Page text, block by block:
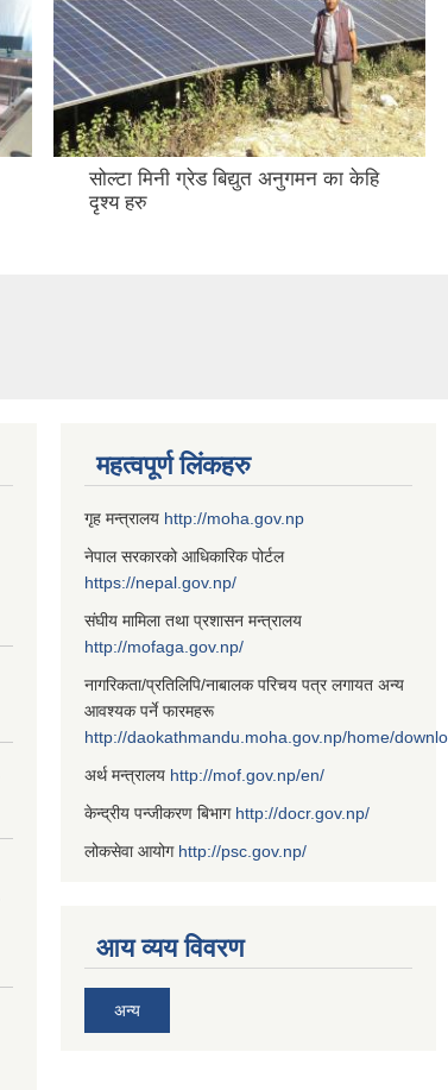
सोल्टा मिनी ग्रेड बिद्युत अनुगमन का केहि
दृश्य हरु
महत्वपूर्ण लिंकहरु
गृह मन्त्रालय http://moha.gov.np
नेपाल सरकारको आधिकारिक पोर्टल
https://nepal.gov.np/
संघीय मामिला तथा प्रशासन मन्त्रालय
http://mofaga.gov.np/
नागरिकता/प्रतिलिपि/नाबालक परिचय पत्र लगायत अन्य
आवश्यक पर्ने फारमहरू
http://daokathmandu.moha.gov.np/home/
अर्थ मन्त्रालय http://mof.gov.np/en/
केन्द्रीय पन्जीकरण बिभाग http://docr.gov.np/
लोकसेवा आयोग http://psc.gov.np/
आय व्यय विवरण
अन्य